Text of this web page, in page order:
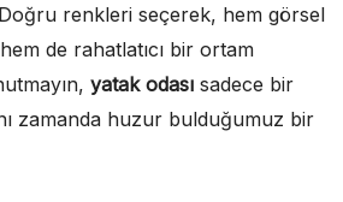
renkleri seçerek, hem görsel
de rahatlatıcı bir ortam
yatak odası sadece bir
zamanda huzur bulduğumuz bir